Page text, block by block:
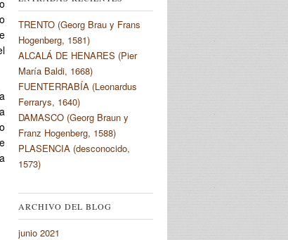
TRENTO (Georg Brau y Frans
Hogenberg, 1581)
ALCALÁ DE HENARES (Pier
María Baldi, 1668)
FUENTERRABÍA (Leonardus
Ferrarys, 1640)
DAMASCO (Georg Braun y
Franz Hogenberg, 1588)
PLASENCIA (desconocido,
1573)
ARCHIVO DEL BLOG
junio 2021